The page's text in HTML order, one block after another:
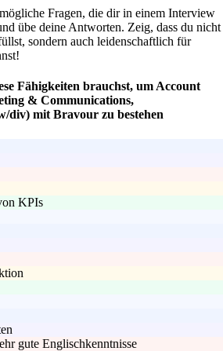
Fragen, die dir in einem Interview
übe deine Antworten. Zeig, dass du nicht
sondern auch leidenschaftlich für
Fähigkeiten brauchst, um Account
& Communications,
div) mit Bravour zu bestehen
KPIs
gute Englischkenntnisse